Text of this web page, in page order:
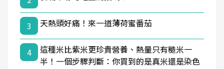
3 天熱頭好痛！來一道薄荷蜜番茄
4
這種米比紫米更珍貴營養、熱量只有糙米一
半！一個步驟判斷：你買到的是真米還是染色